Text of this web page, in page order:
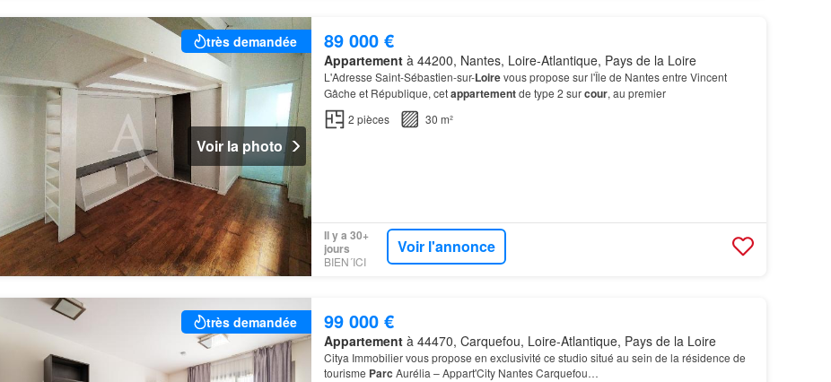
très demandée
Voir la photo
89 000 €
Appartementà 44200, Nantes, Loire-Atlantique, Pays de la Loire
L'Adresse Saint-Sébastien-sur-Loirevous propose sur l'Île de Nantes entre Vincent
Gâche et République, cetappartementde type 2 surcour, au premier
2 pièces 30 m²
Il y a 30+
jours
BIEN´ICI
Voir l'annonce
très demandée 99 000 €
Appartementà 44470, Carquefou, Loire-Atlantique, Pays de la Loire
Citya Immobilier vous propose en exclusivité ce studio situé au sein de la résidence de
tourisme Parc Aurélia – Appart'City Nantes Carquefou…